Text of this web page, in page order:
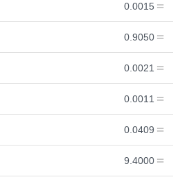
0.0015
0.9050
0.0021
0.0011
0.0409
9.4000